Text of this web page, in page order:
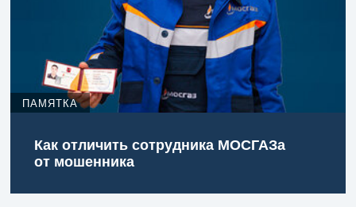
ПАМЯТКА
Как отличить сотрудника МОСГАЗа
от мошенника